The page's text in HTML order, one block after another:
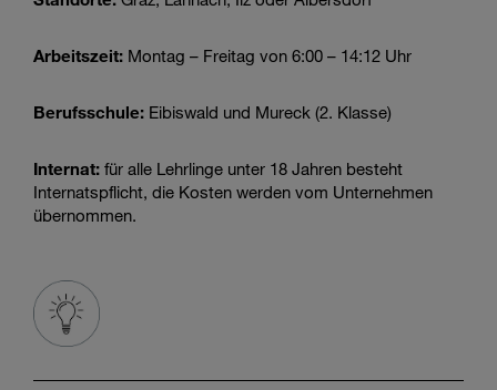
Arbeitszeit: Montag – Freitag von 6:00 – 14:12 Uhr
Berufsschule: Eibiswald und Mureck (2. Klasse)
Internat: für alle Lehrlinge unter 18 Jahren besteht
Internatspflicht, die Kosten werden vom Unternehmen
übernommen.